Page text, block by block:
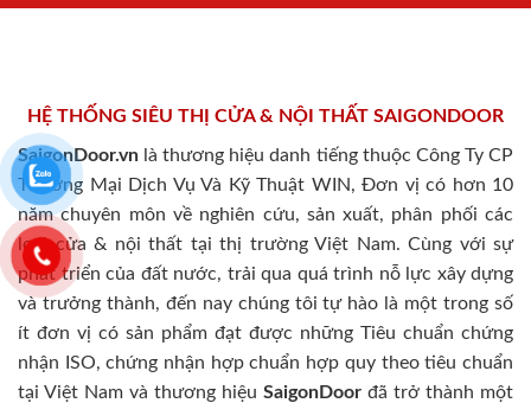
HỆ THỐNG SIÊU THỊ CỬA & NỘI THẤT SAIGONDOOR
SaigonDoor.vn là thương hiệu danh tiếng thuộc Công Ty CP
Thương Mại Dịch Vụ Và Kỹ Thuật WIN, Đơn vị có hơn 10
năm chuyên môn về nghiên cứu, sản xuất, phân phối các
loại cửa & nội thất tại thị trường Việt Nam. Cùng với sự
phát triển của đất nước, trải qua quá trình nỗ lực xây dựng
và trưởng thành, đến nay chúng tôi tự hào là một trong số
ít đơn vị có sản phẩm đạt được những Tiêu chuẩn chứng
nhận ISO, chứng nhận hợp chuẩn hợp quy theo tiêu chuẩn
tại Việt Nam và thương hiệu SaigonDoor đã trở thành một